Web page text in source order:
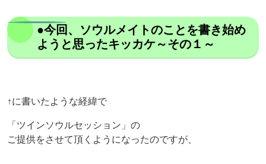
●今回、ソウルメイトのことを書き始め
ようと思ったキッカケ～その１～
↑に書いたような経緯で
「ツインソウルセッション」の
ご提供をさせて頂くようになったのですが、